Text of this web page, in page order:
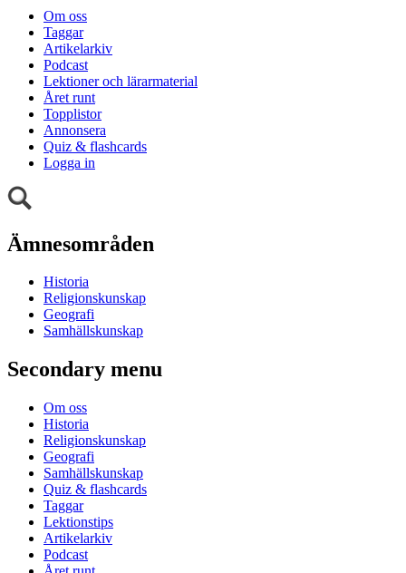
Om oss
Taggar
Artikelarkiv
Podcast
Lektioner och lärarmaterial
Året runt
Topplistor
Annonsera
Quiz & flashcards
Logga in
Ämnesområden
Historia
Religionskunskap
Geografi
Samhällskunskap
Secondary menu
Om oss
Historia
Religionskunskap
Geografi
Samhällskunskap
Quiz & flashcards
Taggar
Lektionstips
Artikelarkiv
Podcast